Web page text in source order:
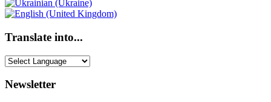
Translate into...
Newsletter